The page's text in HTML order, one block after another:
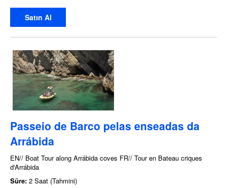
Satın Al
Passeio de Barco pelas enseadas da
Arrábida
EN// Boat Tour along Arrábida coves FR// Tour en Bateau criques
d'Arrábida
Süre: 2 Saat (Tahmini)